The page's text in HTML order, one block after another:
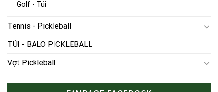
Golf - Túi
Tennis - Pickleball
TÚI - BALO PICKLEBALL
Vợt Pickleball